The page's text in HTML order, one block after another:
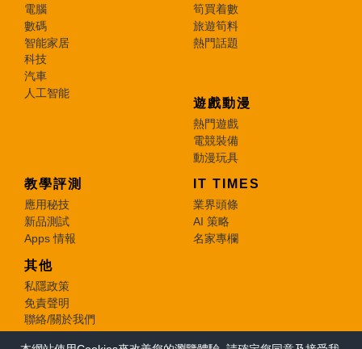
電腦
數碼
智能家居
科技
汽車
人工智能
筍買着數
旅遊筍料
熱門話題
遊戲動漫
熱門遊戲
電競裝備
動漫玩具
教學評測
應用秘技
新品測試
Apps 情報
IT TIMES
業界頭條
AI 策略
名家專欄
其他
私隱政策
免責聲明
聯絡/關於我們